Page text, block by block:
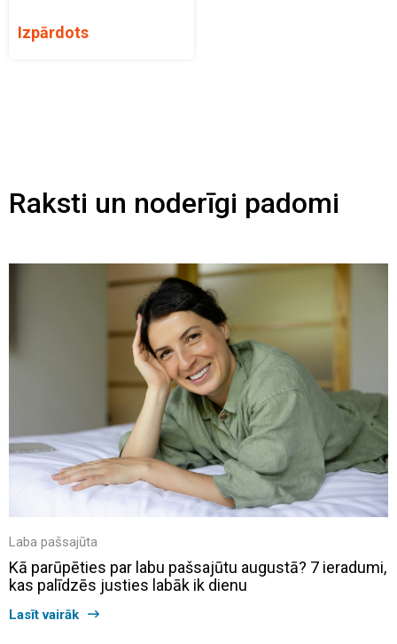
Izpārdots
Raksti un noderīgi padomi
Laba pašsajūta
Kā parūpēties par labu pašsajūtu augustā? 7 ieradumi,
kas palīdzēs justies labāk ik dienu
Lasīt vairāk